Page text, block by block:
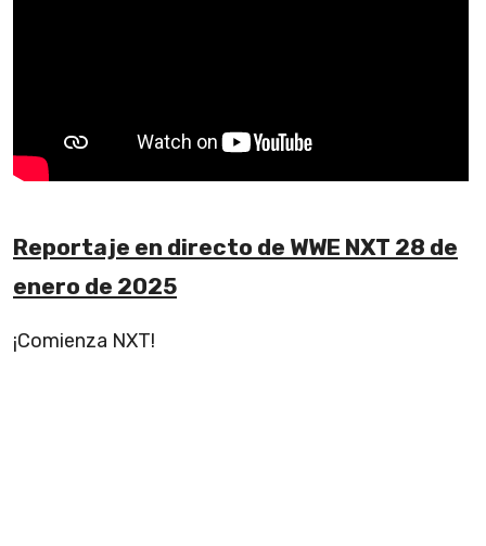
Reportaje en directo de WWE NXT 28 de
enero de 2025
¡Comienza NXT!